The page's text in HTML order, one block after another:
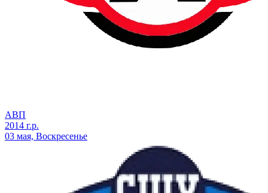
АВП
2014 г.р.
03 мая, Воскресенье